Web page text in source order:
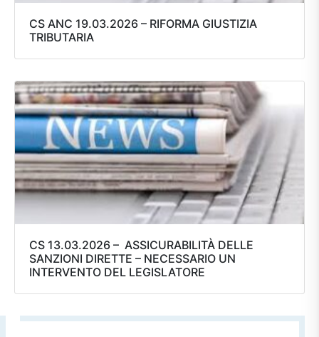
CS ANC 19.03.2026 – RIFORMA GIUSTIZIA
TRIBUTARIA
CS 13.03.2026 – ASSICURABILITÀ DELLE
SANZIONI DIRETTE – NECESSARIO UN
INTERVENTO DEL LEGISLATORE